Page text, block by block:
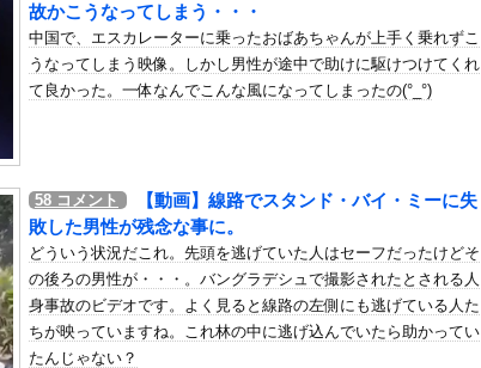
道ミサイルを発射か？！
ョー』『タイガーマスク』など歴代の有名スポーツ漫画...
画でハッスルしすぎてしまうｗｗｗｗｗｗ
まうハプニング！！
に参戦へ！！！
「具体的に何もしてくれなくて傷つく」
子の椅子にされてたらｗｗｗ
えてる動画が拡散されてしまう…
子高生って好きじゃないの？
故かこうなってしまう・・・
中国で、エスカレーターに乗ったおばあちゃんが上手く乗れずこ
うなってしまう映像。しかし男性が途中で助けに駆けつけてくれ
て良かった。一体なんでこんな風になってしまったの(°_°)
58 コメント
【動画】線路でスタンド・バイ・ミーに失
敗した男性が残念な事に。
どういう状況だこれ。先頭を逃げていた人はセーフだったけどそ
の後ろの男性が・・・。バングラデシュで撮影されたとされる人
身事故のビデオです。よく見ると線路の左側にも逃げている人た
ちが映っていますね。これ林の中に逃げ込んでいたら助かってい
たんじゃない？